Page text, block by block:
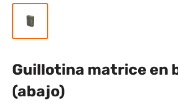
Guillotina matrice en
(abajo)